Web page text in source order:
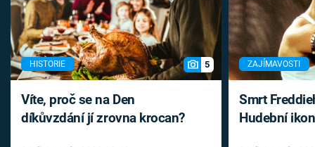
HISTORIE 5
Víte, proč se na Den
díkůvzdání jí zrovna krocan?
ZAJÍMAVOSTI
Smrt
Hudební